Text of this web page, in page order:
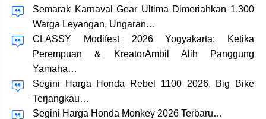
Semarak Karnaval Gear Ultima Dimeriahkan 1.300
Warga Leyangan, Ungaran…
CLASSY Modifest 2026 Yogyakarta: Ketika
Perempuan & KreatorAmbil Alih Panggung
Yamaha…
Segini Harga Honda Rebel 1100 2026, Big Bike
Terjangkau…
Segini Harga Honda Monkey 2026 Terbaru…